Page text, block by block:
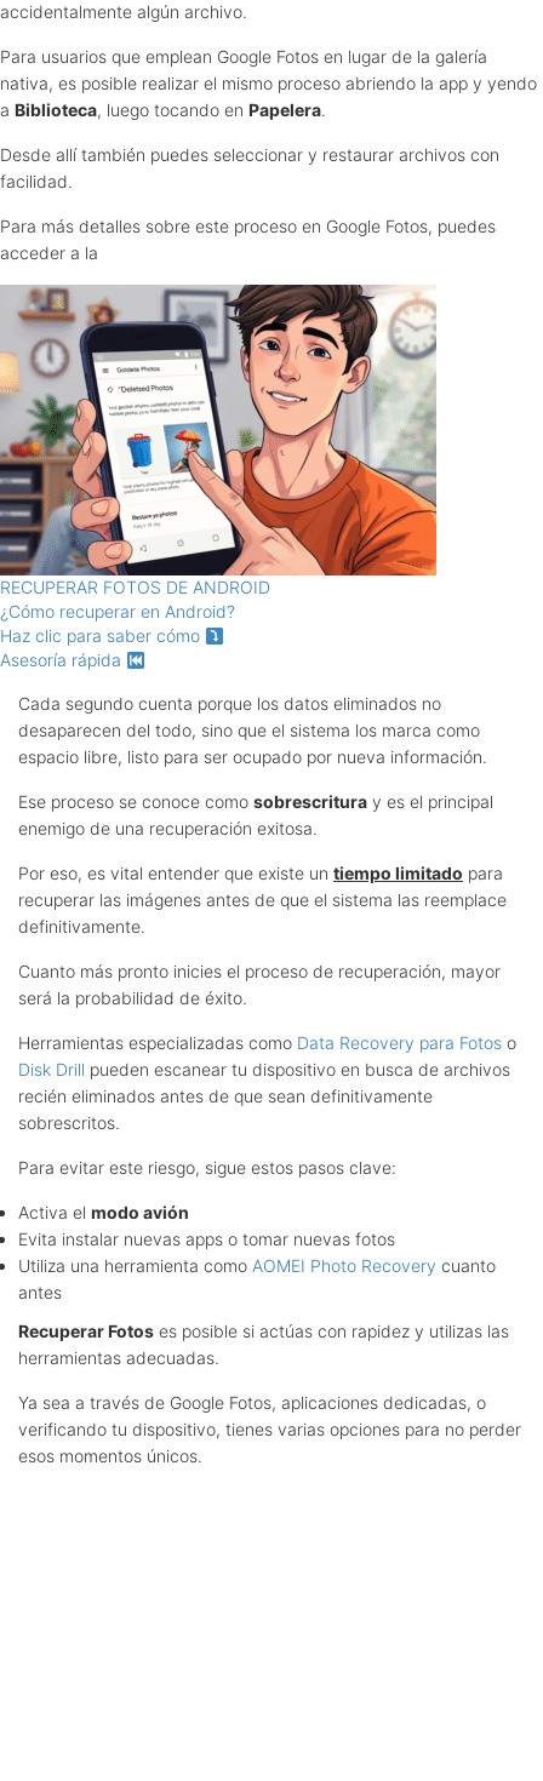
accidentalmente algún archivo.
Para usuarios que emplean Google Fotos en lugar de la galería
nativa, es posible realizar el mismo proceso abriendo la app y yendo
a Biblioteca, luego tocando en Papelera.
Desde allí también puedes seleccionar y restaurar archivos con
facilidad.
Para más detalles sobre este proceso en Google Fotos, puedes
acceder a la
RECUPERAR FOTOS DE ANDROID
¿Cómo recuperar en Android?
Haz clic para saber cómo
Asesoría rápida
Cada segundo cuenta porque los datos eliminados no
desaparecen del todo, sino que el sistema los marca como
espacio libre, listo para ser ocupado por nueva información.
Ese proceso se conoce como sobrescritura y es el principal
enemigo de una recuperación exitosa.
Por eso, es vital entender que existe un tiempo limitado para
recuperar las imágenes antes de que el sistema las reemplace
definitivamente.
Cuanto más pronto inicies el proceso de recuperación, mayor
será la probabilidad de éxito.
Herramientas especializadas como Data Recovery para Fotos o
Disk Drill pueden escanear tu dispositivo en busca de archivos
recién eliminados antes de que sean definitivamente
sobrescritos.
Para evitar este riesgo, sigue estos pasos clave:
Activa el modo avión
Evita instalar nuevas apps o tomar nuevas fotos
Utiliza una herramienta como AOMEI Photo Recovery cuanto
antes
Recuperar Fotos es posible si actúas con rapidez y utilizas las
herramientas adecuadas.
Ya sea a través de Google Fotos, aplicaciones dedicadas, o
verificando tu dispositivo, tienes varias opciones para no perder
esos momentos únicos.